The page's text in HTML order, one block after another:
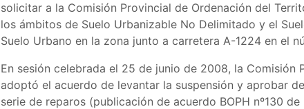
solicitar a la Comisión Provincial de Ordenación del
los ámbitos de Suelo Urbanizable No Delimitado y el
Suelo Urbano en la zona junto a carretera A-1224 en el
En sesión celebrada el 25 de junio de 2008, la
adoptó el acuerdo de levantar la suspensión y aprobar
serie de reparos (publicación de acuerdo BOPH nº130